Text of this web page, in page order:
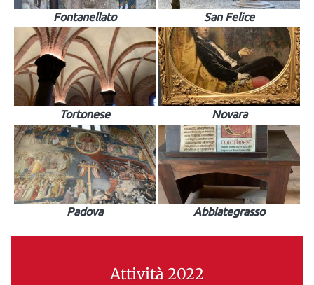
Fontanellato San Felice
Tortonese Novara
Padova Abbiategrasso
Attività 2022